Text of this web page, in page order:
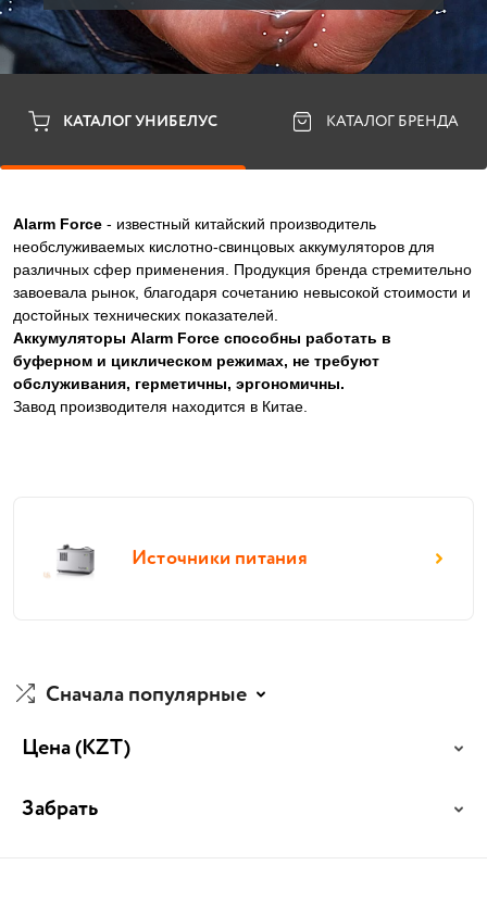
КАТАЛОГ УНИБЕЛУС КАТАЛОГ БРЕНДА
Alarm Force - известный китайский производитель
необслуживаемых кислотно-свинцовых аккумуляторов для
различных сфер применения. Продукция бренда стремительно
завоевала рынок, благодаря сочетанию невысокой стоимости и
достойных технических показателей.
Аккумуляторы Alarm Force способны работать в
буферном и циклическом режимах, не требуют
обслуживания, герметичны, эргономичны.
Завод производителя находится в Китае.
Источники питания
Сначала популярные
Цена(KZT)
Забрать